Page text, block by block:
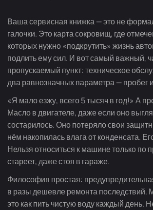
Ваша сервисная книжка — это не
галочки. Это карта сокровищ, где
которых нужно «подкрутить» жизнь
подлить ему сил. И вот самый важный,
пропускаемый пункт: техническое
два равнозначных параметра — пробег
«Я мало езжу, всего 5 тысяч в год!» А
Масло в двигателе, даже если оно
состарилось. Оно потеряло свои
нём накопилась влага от конденсата.
Нельзя относиться к машине только по
стареет, даже стоя в гараже.
Философия простая:
в разы дешевле ремонта последствий.
это как пить чистую воду каждый день.